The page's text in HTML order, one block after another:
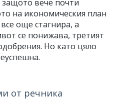
вече почти
на икономическия план
още стагнира, а
се понижава, третият
Но като цяло
от речника